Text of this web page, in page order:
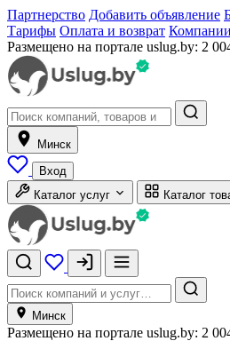
Партнерство Добавить объявление
Тарифы Оплата и возврат Компании
Размещено на портале uslug.by: 2
Минск
Вход
Каталог услуг
Каталог
Минск
Размещено на портале uslug.by: 2